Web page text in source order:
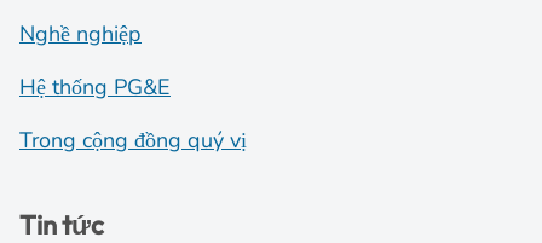
Nghề nghiệp
Hệ thống PG&E
Trong cộng đồng quý vị
Tin tức